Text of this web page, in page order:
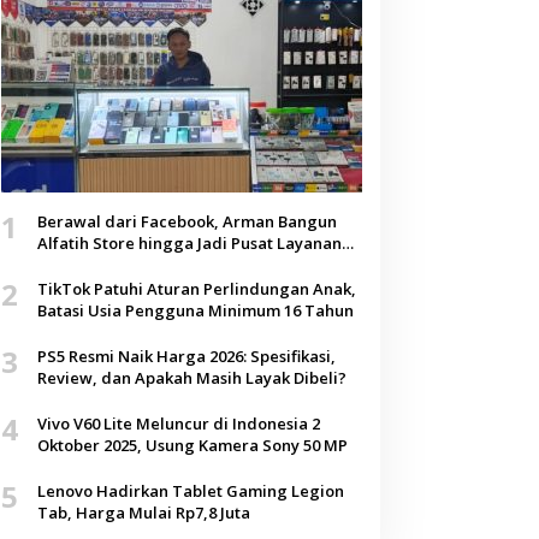
1
Berawal dari Facebook, Arman Bangun
Alfatih Store hingga Jadi Pusat Layanan
2
TikTok Patuhi Aturan Perlindungan Anak,
Batasi Usia Pengguna Minimum 16 Tahun
3
PS5 Resmi Naik Harga 2026: Spesifikasi,
Review, dan Apakah Masih Layak Dibeli?
4
Vivo V60 Lite Meluncur di Indonesia 2
Oktober 2025, Usung Kamera Sony 50 MP
5
Lenovo Hadirkan Tablet Gaming Legion
Tab, Harga Mulai Rp7,8 Juta